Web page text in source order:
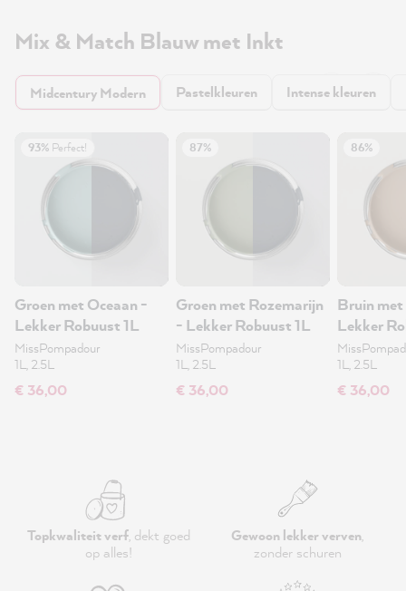
Mix & Match Blauw met Inkt
Midcentury Modern Pastelkleuren Intense kleuren
93% Perfect!
Groen met Oceaan -
Lekker Robuust 1L
MissPompadour
1L, 2.5L
€ 36,00
87%
Groen met Rozemarijn
- Lekker Robuust 1L
MissPompadour
1L, 2.5L
€ 36,00
86%
Bruin
Lekker
1L, 2.5L
€ 36,00
Topkwaliteit verf, dekt goed
op alles!
Gewoon lekker verven,
zonder schuren